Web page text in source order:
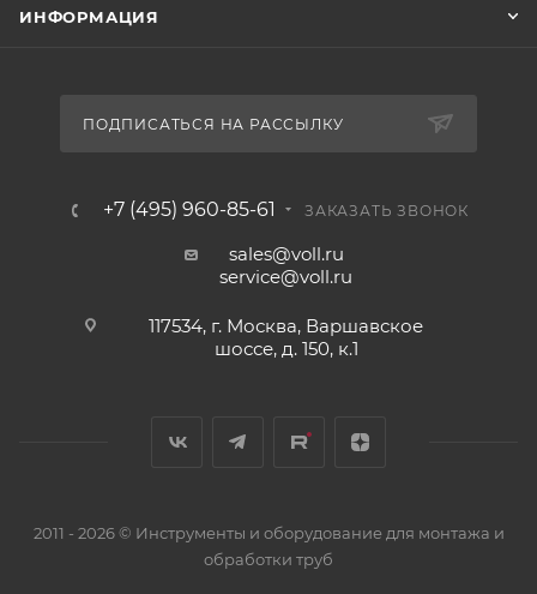
ИНФОРМАЦИЯ
ПОДПИСАТЬСЯ НА РАССЫЛКУ
+7 (495) 960-85-61 ЗАКАЗАТЬ ЗВОНОК
sales@voll.ru
service@voll.ru
117534, г. Москва, Варшавское
шоссе, д. 150, к.1
2011 - 2026 © Инструменты и оборудование для монтажа и
обработки труб